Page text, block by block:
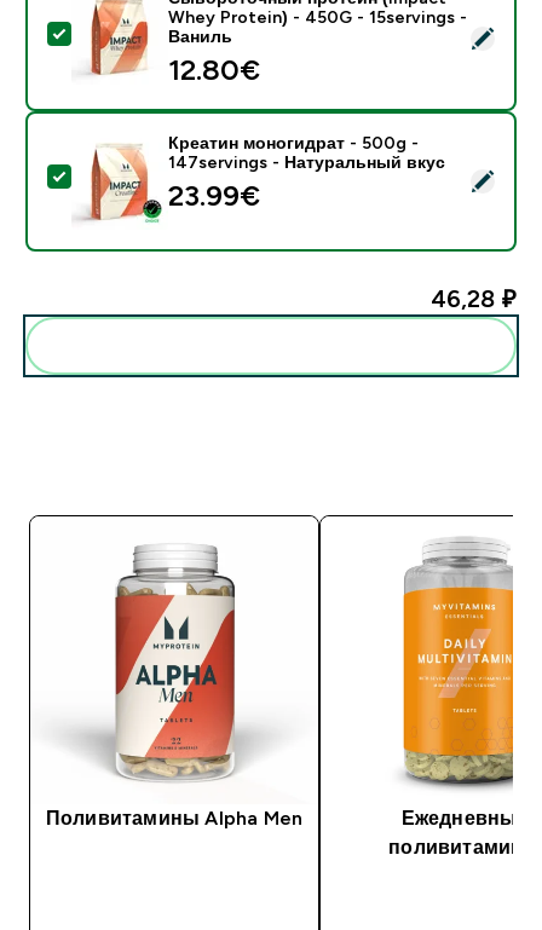
- Сывороточный протеин (Impact Whey Protein) -
Whey Protein) - 450G - 15servings -
Ваниль
12.80€‎
- Креатин моногидрат - 500g - 147servings -
Креатин моногидрат - 500g -
147servings - Натуральный вкус
23.99€‎
46,28 ₽‎
Поливитамины Alpha Men
Ежедневные
поливитамины